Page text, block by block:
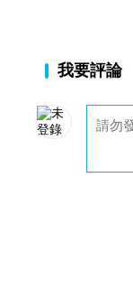
我要評論